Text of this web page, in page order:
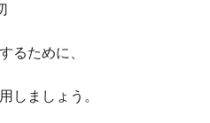
るために、
しましょう。